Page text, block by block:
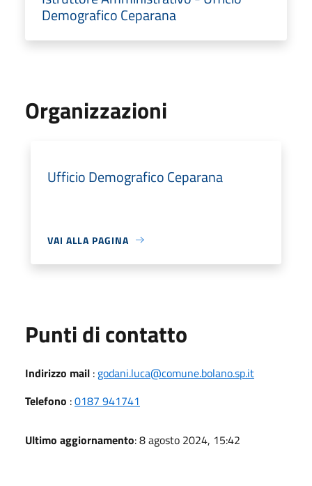
Demografico Ceparana
Organizzazioni
Ufficio Demografico Ceparana
VAI ALLA PAGINA
Punti di contatto
Indirizzo mail : godani.luca@comune.bolano.sp.it
Telefono :0187 941741
Ultimo aggiornamento: 8 agosto 2024, 15:42